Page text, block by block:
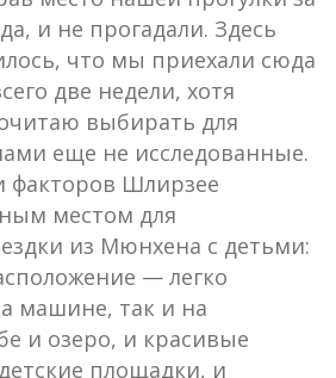
и не прогадали. Здесь
что мы приехали сюда
две недели, хотя
выбирать для
еще не исследованные.
факторов Шлирзее
местом для
из Мюнхена с детьми:
— легко
машине, так и на
и озеро, и красивые
площадки, и